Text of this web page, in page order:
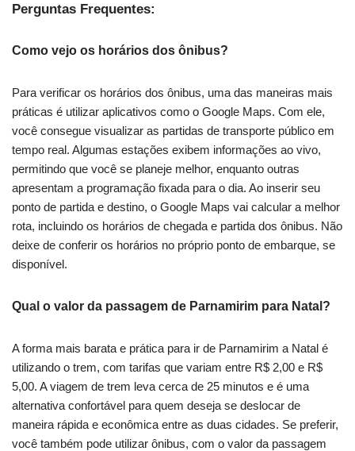
Perguntas Frequentes:
Como vejo os horários dos ônibus?
Para verificar os horários dos ônibus, uma das maneiras mais
práticas é utilizar aplicativos como o Google Maps. Com ele,
você consegue visualizar as partidas de transporte público em
tempo real. Algumas estações exibem informações ao vivo,
permitindo que você se planeje melhor, enquanto outras
apresentam a programação fixada para o dia. Ao inserir seu
ponto de partida e destino, o Google Maps vai calcular a melhor
rota, incluindo os horários de chegada e partida dos ônibus. Não
deixe de conferir os horários no próprio ponto de embarque, se
disponível.
Qual o valor da passagem de Parnamirim para Natal?
A forma mais barata e prática para ir de Parnamirim a Natal é
utilizando o trem, com tarifas que variam entre R$ 2,00 e R$
5,00. A viagem de trem leva cerca de 25 minutos e é uma
alternativa confortável para quem deseja se deslocar de
maneira rápida e econômica entre as duas cidades. Se preferir,
você também pode utilizar ônibus, com o valor da passagem